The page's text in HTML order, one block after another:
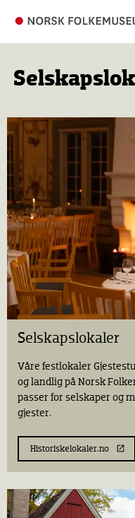
Selskapslokaler
Våre festlokaler
og landlig på Norsk
passer for selskaper og
gjester.
Historiskelokaler.no